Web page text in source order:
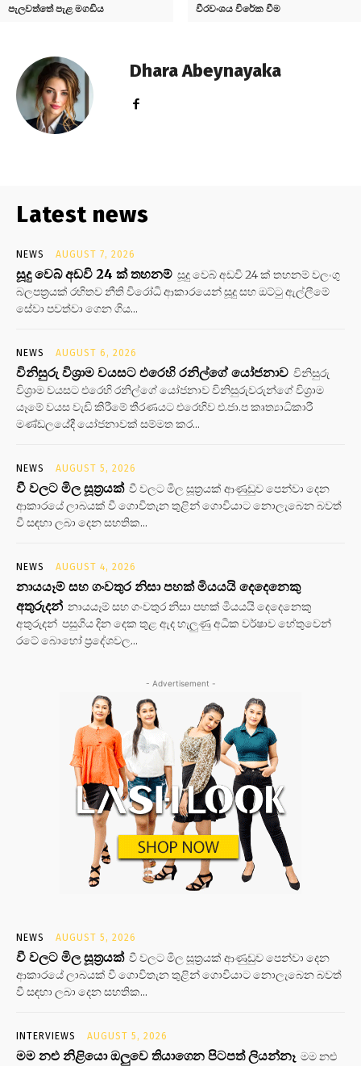
පැලවත්තේ පැළ මගඩිය වීරවංශය විරේක වීම
Dhara Abeynayaka
Latest news
NEWS AUGUST 7, 2026
සූදු වෙබ් අඩවි 24 ක් තහනම් සූදු වෙබ් අඩවි 24 ක් තහනම් වලංගු
බලපත්‍රයක් රහිතව නීති විරෝධි ආකාරයෙන් සූදු සහ ඔට්ටු ඇල්ලීමේ
සේවා පවත්වා ගෙන ගිය...
NEWS AUGUST 6, 2026
විනිසුරු විශ්‍රාම වයසට එරෙහි රනිල්ගේ යෝජනාව විනිසුරු
විශ්‍රාම වයසට එරෙහි රනිල්ගේ යෝජනාව විනිසුරුවරුන්ගේ විශ්‍රාම
යෑමේ වයස වැඩි කිරීමේ තීරණයට එරෙහිව එ.ජා.ප කෘත්‍යාධිකාරී
මණ්ඩලයේදී යෝජනාවක් සම්මත කර...
NEWS AUGUST 5, 2026
වී වලට මිල සූත්‍රයක් වී වලට මිල සූත්‍රයක් ආණුඩුව පෙන්වා දෙන
ආකාරයේ ලාබයක් වී ගොවිතැන තුළින් ගොවියාට නොලැබෙන බවත්
වී සඳහා ලබා දෙන සහතික...
NEWS AUGUST 4, 2026
නායයෑම් සහ ගංවතුර නිසා පහක් මියයයි දෙදෙනෙකු
අතුරුදන් නායයෑම් සහ ගංවතුර නිසා පහක් මියයයි දෙදෙනෙකු
අතුරුදන් පසුගිය දින දෙක තුළ ඇද හැලුණු අධික වර්ෂාව හේතුවෙන්
රටේ බොහෝ ප්‍රදේශවල...
- Advertisement -
NEWS AUGUST 5, 2026
වී වලට මිල සූත්‍රයක් වී වලට මිල සූත්‍රයක් ආණුඩුව පෙන්වා දෙන
ආකාරයේ ලාබයක් වී ගොවිතැන තුළින් ගොවියාට නොලැබෙන බවත්
වී සඳහා ලබා දෙන සහතික...
INTERVIEWS AUGUST 5, 2026
මම නළු නිළියො ඔලුවෙ තියාගෙන පිටපත් ලියන්නෑ මම නළු